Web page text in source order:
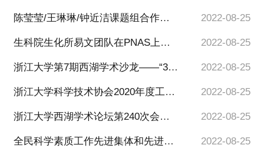
陈莹莹/王琳琳/钟近洁课题组合作揭示I型糖尿病小鼠骨髓免疫细胞的异质性与骨质减少的相关性 2022-08-25
生科院生化所易文团队在PNAS上发文揭示糖基化调控膜蛋白胞内分选和降解的分子机制 2022-08-25
浙江大学第7期西湖学术沙龙——“3D打印与生物医疗”顺利召开 2022-08-25
浙江大学科学技术协会2020年度工作会议暨常委会会议顺利召开 2022-08-25
浙江大学西湖学术论坛第240次会议— 浙江大学“吕维雪学术论坛”第一次会议暨医学影像技术高峰论坛顺利召开 2022-08-25
全民科学素质工作先进集体和先进个人名单公布，浙江大学1人入选！ 2022-08-25